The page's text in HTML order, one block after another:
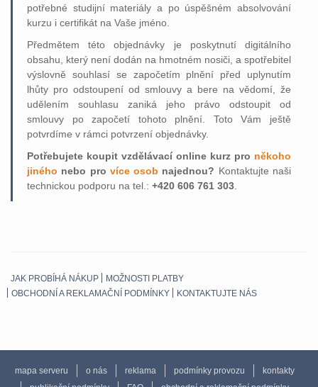
potřebné studijní materiály a po úspěšném absolvování
kurzu i certifikát na Vaše jméno.
Předmětem této objednávky je poskytnutí digitálního
obsahu, který není dodán na hmotném nosiči, a spotřebitel
výslovně souhlasí se započetím plnění před uplynutím
lhůty pro odstoupení od smlouvy a bere na vědomí, že
udělením souhlasu zaniká jeho právo odstoupit od
smlouvy po započetí tohoto plnění. Toto Vám ještě
potvrdíme v rámci potvrzení objednávky.
Potřebujete koupit vzdělávací online kurz pro někoho
jiného nebo pro více osob najednou? Kontaktujte naši
technickou podporu na tel.: +420 606 761 303
JAK PROBÍHÁ NÁKUP
MOŽNOSTI PLATBY
OBCHODNÍ A REKLAMAČNÍ PODMÍNKY
KONTAKTUJTE NÁS
mapa serveru o nás reklama podmínky provozu
kontakty